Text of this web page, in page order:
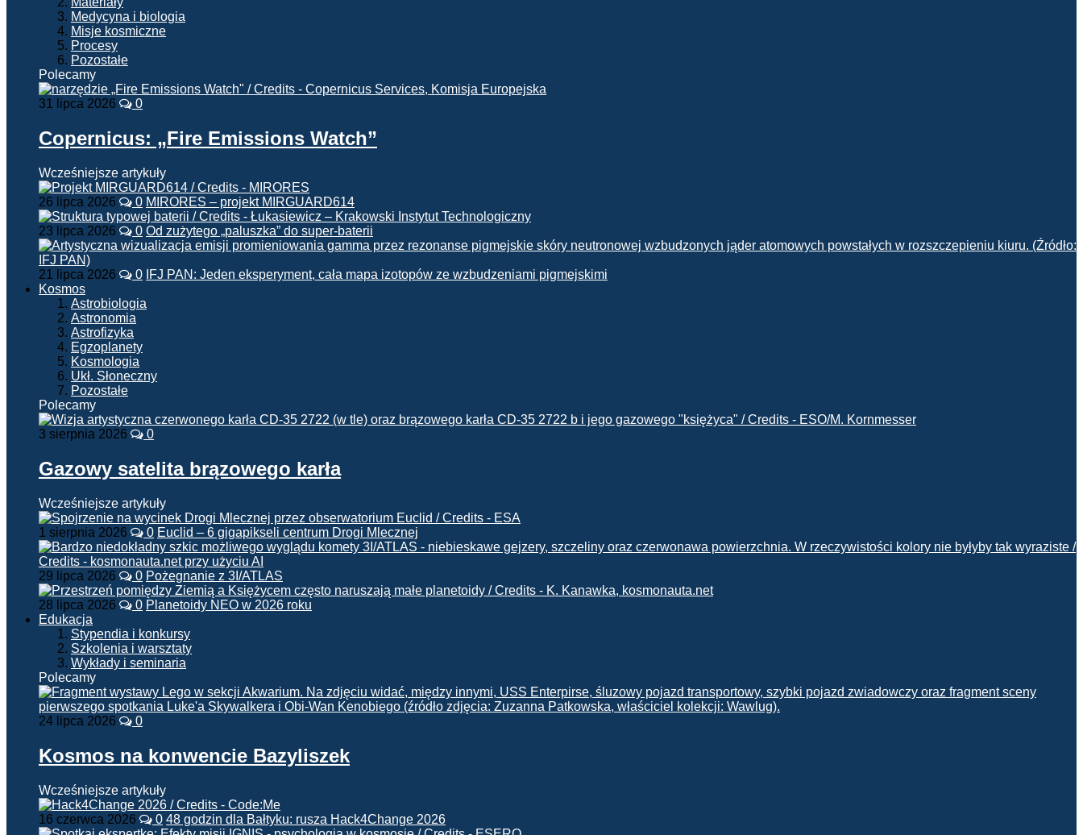
Medycyna i biologia
Misje kosmiczne
Procesy
Pozostałe
Polecamy
31 lipca 2026 0
Copernicus: „Fire Emissions Watch”
Wcześniejsze artykuły
26 lipca 2026 0 MIRORES – projekt MIRGUARD614
23 lipca 2026 0 Od zużytego „paluszka” do super-baterii
21 lipca 2026 0 IFJ PAN: Jeden eksperyment, cała mapa izotopów ze wzbudzeniami pigmejskimi
Kosmos
Astrobiologia
Astronomia
Astrofizyka
Egzoplanety
Kosmologia
Ukł. Słoneczny
Pozostałe
Polecamy
3 sierpnia 2026 0
Gazowy satelita brązowego karła
Wcześniejsze artykuły
1 sierpnia 2026 0 Euclid – 6 gigapikseli centrum Drogi Mlecznej
29 lipca 2026 0 Pożegnanie z 3I/ATLAS
28 lipca 2026 0 Planetoidy NEO w 2026 roku
Edukacja
Stypendia i konkursy
Szkolenia i warsztaty
Wykłady i seminaria
Polecamy
24 lipca 2026 0
Kosmos na konwencie Bazyliszek
Wcześniejsze artykuły
16 czerwca 2026 0 48 godzin dla Bałtyku: rusza Hack4Change 2026